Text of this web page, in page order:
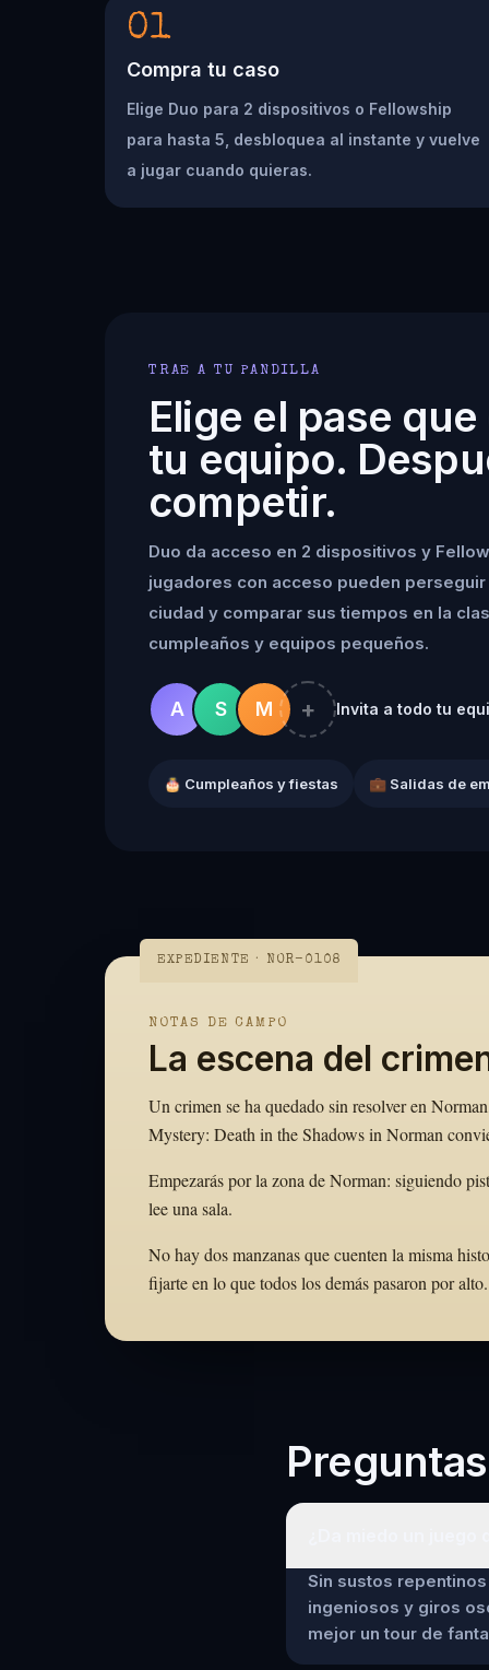
01
Compra tu caso
Elige Duo para 2 dispositivos o Fellowship
para hasta 5, desbloquea al instante y vuelve
a jugar cuando quieras.
TRAE A TU PANDILLA
Elige el pase
tu equipo.
competir.
Duo da acceso en 2 dispositivos y
jugadores con acceso pueden
ciudad y comparar sus tiempos en la
cumpleaños y equipos pequeños.
A S M + Invita a todo tu
🎂 Cumpleaños y fiestas 💼 Salidas de
EXPEDIENTE · NOR-0108
NOTAS DE CAMPO
La escena del
Un crimen se ha quedado sin resolver en
Mystery: Death in the Shadows in Norman
Empezarás por la zona de Norman: siguiendo
lee una sala.
No hay dos manzanas que cuenten la misma
fijarte en lo que todos los demás pasaron por
Sin sustos
ingeniosos y giros
mejor un tour de